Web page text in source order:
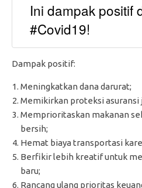
Ini dampak positif
#Covid19!
Dampak positif:
Meningkatkan dana darurat;
Memikirkan proteksi asuransi
Memprioritaskan makanan
bersih;
Hemat biaya transportasi
Berfikir lebih kreatif untuk
baru;
Rancang ulang prioritas